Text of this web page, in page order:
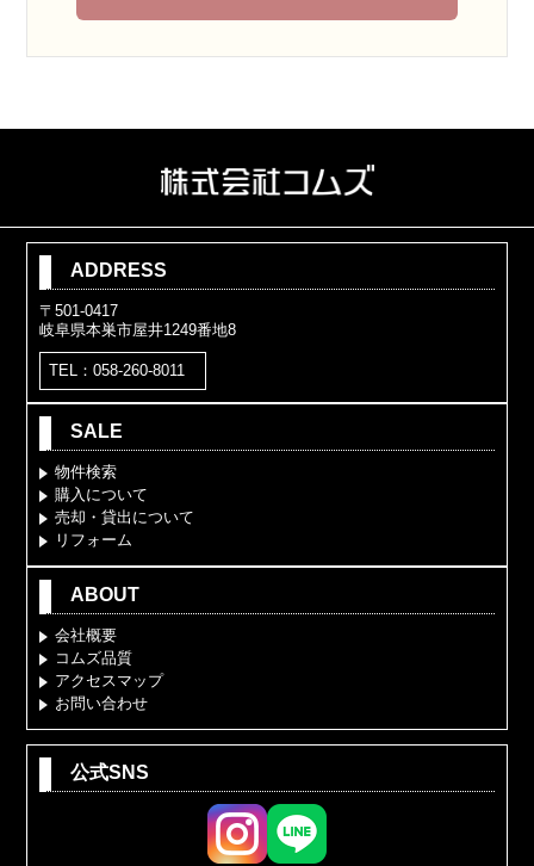
ADDRESS
〒501-0417
岐阜県本巣市屋井1249番地8
TEL：058-260-8011
SALE
物件検索
購入について
売却・貸出について
リフォーム
ABOUT
会社概要
コムズ品質
アクセスマップ
お問い合わせ
公式SNS